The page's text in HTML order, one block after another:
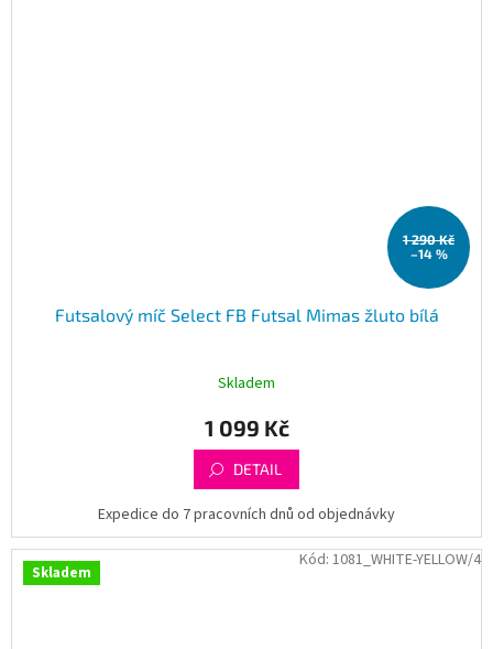
1 290 Kč
–14 %
Futsalový míč Select FB Futsal Mimas žluto bílá
Skladem
1 099 Kč
DETAIL
Expedice do 7 pracovních dnů od objednávky
Skladem
Kód: 1081_WHITE-YELLOW/4